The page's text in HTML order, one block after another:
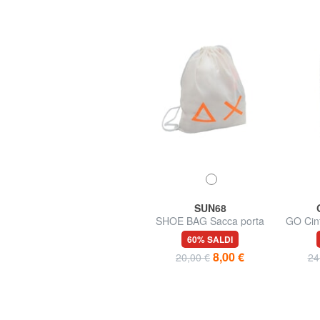
SUN68
SHOE BAG Sacca porta
scarpe
60% SALDI
20,00 € 8,00 €
GO